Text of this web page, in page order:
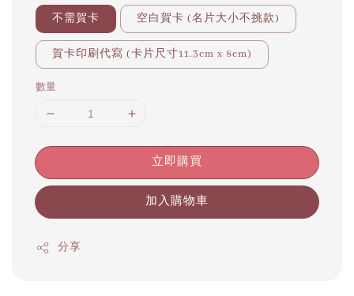
不需賀卡 空白賀卡 (名片大小不挑款)
賀卡印刷代寫 (卡片尺寸11.3cm x 8cm)
數量
立即購買
加入購物車
分享